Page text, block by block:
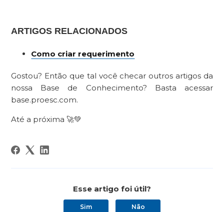
ARTIGOS RELACIONADOS
Como criar requerimento
Gostou? Então que tal você checar outros artigos da
nossa Base de Conhecimento? Basta acessar
base.proesc.com.
Até a próxima 🚀💚
Esse artigo foi útil?
Sim Não